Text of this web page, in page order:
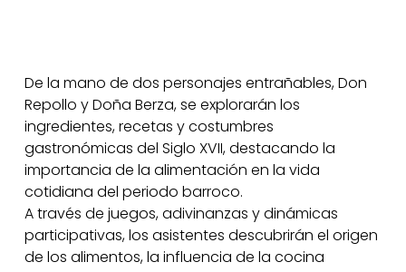
De la mano de dos personajes entrañables, Don
Repollo y Doña Berza, se explorarán los
ingredientes, recetas y costumbres
gastronómicas del Siglo XVII, destacando la
importancia de la alimentación en la vida
cotidiana del periodo barroco.
A través de juegos, adivinanzas y dinámicas
participativas, los asistentes descubrirán el origen
de los alimentos, la influencia de la cocina